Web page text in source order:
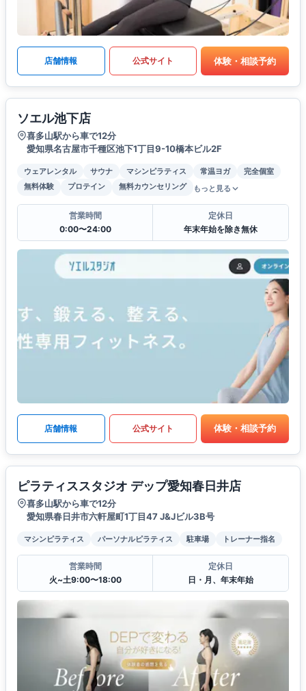
店舗情報 公式サイト 体験・相談予約
ソエル池下店
喜多山駅から車で12分
愛知県名古屋市千種区池下1丁目9-10橋本ビル2F
ウェアレンタル サウナ マシンピラティス 常温ヨガ
完全個室
無料体験
プロテイン 無料カウンセリング もっと見る
営業時間
0:00〜24:00
定休日
年末年始を除き無休
店舗情報 公式サイト 体験・相談予約
ピラティススタジオ デップ愛知春日井店
喜多山駅から車で12分
愛知県春日井市六軒屋町1丁目47 J&Jビル3B号
マシンピラティス パーソナルピラティス 駐車場 トレーナー指名
営業時間
火~土9:00〜18:00
定休日
日・月、年末年始